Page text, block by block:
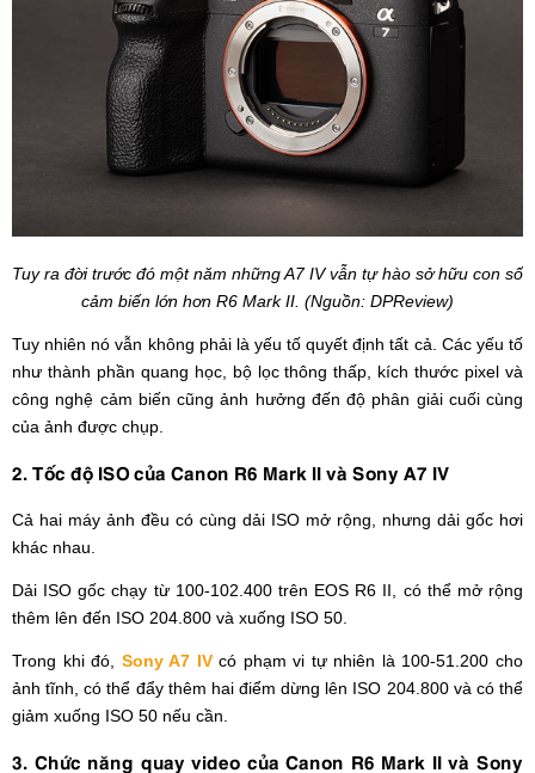
Tuy ra đời trước đó một năm những A7 IV vẫn tự hào sở hữu con số
cảm biến lớn hơn R6 Mark II. (Nguồn: DPReview)
Tuy nhiên nó vẫn không phải là yếu tố quyết định tất cả. Các yếu tố
như thành phần quang học, bộ lọc thông thấp, kích thước pixel và
công nghệ cảm biến cũng ảnh hưởng đến độ phân giải cuối cùng
của ảnh được chụp.
2. Tốc độ ISO của Canon R6 Mark II và Sony A7 IV
Cả hai máy ảnh đều có cùng dải ISO mở rộng, nhưng dải gốc hơi
khác nhau.
Dải ISO gốc chạy từ 100-102.400 trên EOS R6 II, có thể mở rộng
thêm lên đến ISO 204.800 và xuống ISO 50.
Trong khi đó, Sony A7 IVcó phạm vi tự nhiên là 100-51.200 cho
ảnh tĩnh, có thể đẩy thêm hai điểm dừng lên ISO 204.800 và có thể
giảm xuống ISO 50 nếu cần.
3. Chức năng quay video của Canon R6 Mark II và Sony